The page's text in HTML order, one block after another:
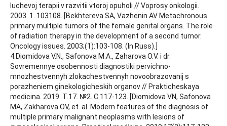
luchevoj terapii v razvitii vtoroj opuholi // Voprosy onkologii.
2003. 1. 103108. [Bekhtereva SA, Vazhenin AV Metachronous
primary multiple tumors of the female genital organs. The role
of radiation therapy in the development of a second tumor.
Oncology issues. 2003;(1):103-108. (In Russ).]
4.Diomidova V.N., Safonova M.A., Zaharova O.V. i dr.
Sovremennye osobennosti diagnostiki pervichno-
mnozhestvennyh zlokachestvennyh novoobrazovanij s
porazheniem ginekologicheskih organov // Prakticheskaya
medicina. 2019. T.17. №2. C.117-123. [Diomidova VN, Safonova
MA, Zakharova OV, et. al. Modern features of the diagnosis of
multiple primary malignant neoplasms with lesions of